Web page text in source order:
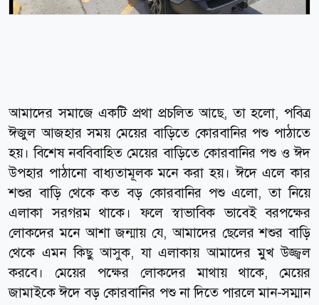
আমাদের সমাজে একটি প্রথা প্রচলিত আছে, তা হলো, পবিত্র
ঈজুল আজহার সময় মেয়ের বাড়িতে কোরবানির পশু পাঠাতে
হয়। বিশেষ নববিবাহিত মেয়ের বাড়িতে কোরবানির পশু ও ঈদ
উপহার পাঠানো বাধ্যতামূলক মনে করা হয়। ঈদে এলে কার
শশুর বাড়ি থেকে কত বড় কোরবানির পশু এলো, তা নিয়ে
এলাকা সরগরম থাকে। ফলে স্বাভাবিক ভাবেই বরপক্ষের
লোকদের মনে আশা জন্মায় যে, আমাদের ছেলের শশুর বাড়ি
থেকে এমন কিছু আসুক, যা এলাকায় আমাদের মুখ উজ্জ্বল
করবে। মেয়ের পক্ষের লোকদের মাথায় থাকে, মেয়ের
জামাইকে ঈদে বড় কোরবানির পশু না দিতে পারলে মান-সম্মান